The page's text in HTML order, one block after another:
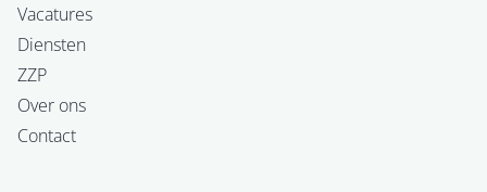
Vacatures
Diensten
ZZP
Over ons
Contact